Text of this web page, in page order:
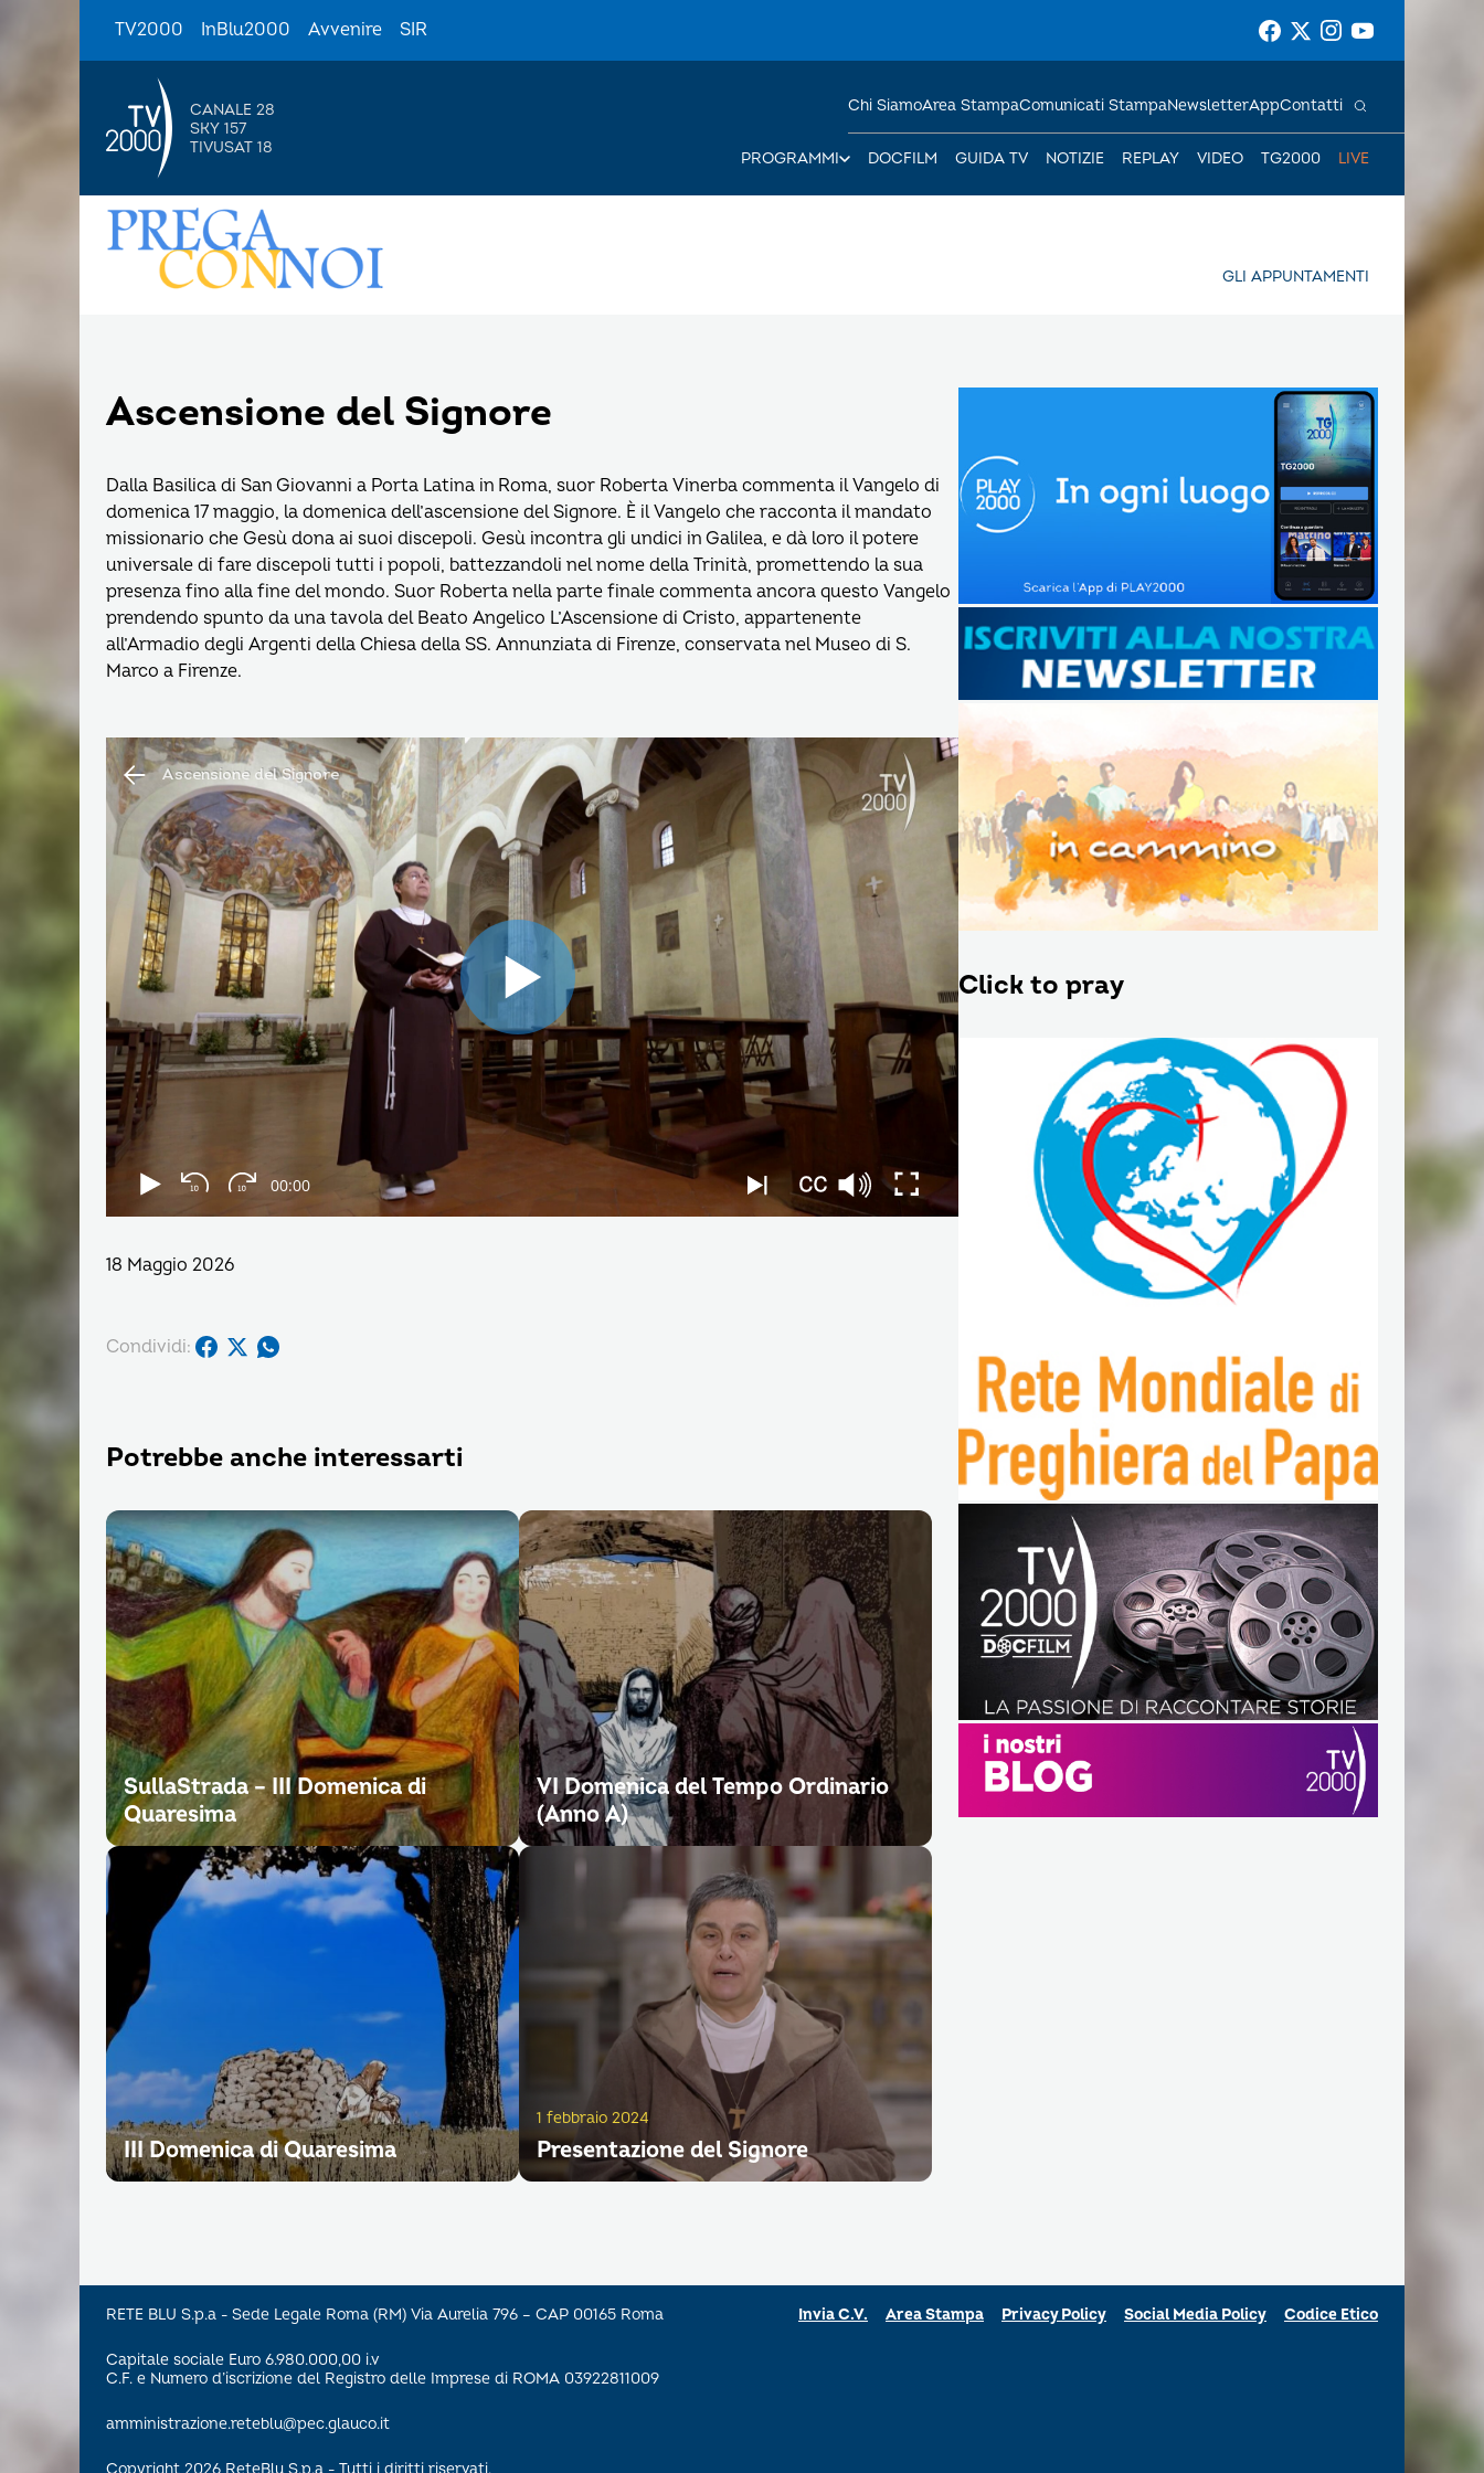
TV2000 InBlu2000 Avvenire SIR
CANALE 28
SKY 157
TIVUSAT 18
PROGRAMMI DOCFILM GUIDA TV NOTIZIE REPLAY VIDEO TG2000 LIVE
Chi SiamoArea StampaComunicati StampaNewsletterAppContatti
GLI APPUNTAMENTI
Ascensione del Signore
Dalla Basilica di San Giovanni a Porta Latina in Roma, suor Roberta Vinerba commenta il Vangelo di
domenica 17 maggio, la domenica dell’ascensione del Signore. È il Vangelo che racconta il mandato
missionario che Gesù dona ai suoi discepoli. Gesù incontra gli undici in Galilea, e dà loro il potere
universale di fare discepoli tutti i popoli, battezzandoli nel nome della Trinità, promettendo la sua
presenza fino alla fine del mondo. Suor Roberta nella parte finale commenta ancora questo Vangelo
prendendo spunto da una tavola del Beato Angelico L’Ascensione di Cristo, appartenente
all’Armadio degli Argenti della Chiesa della SS. Annunziata di Firenze, conservata nel Museo di S.
Marco a Firenze.
18 Maggio 2026
Condividi:
Potrebbe anche interessarti
SullaStrada – III Domenica di
Quaresima
VI Domenica del Tempo Ordinario
(Anno A)
III Domenica di Quaresima
1 febbraio 2024
Presentazione del Signore
Click to pray
RETE BLU S.p.a - Sede Legale Roma (RM) Via Aurelia 796 – CAP 00165 Roma
Capitale sociale Euro 6.980.000,00 i.v
C.F. e Numero d’iscrizione del Registro delle Imprese di ROMA 03922811009
amministrazione.reteblu@pec.glauco.it
Invia C.V. Area Stampa Privacy Policy Social Media Policy Codice Etico